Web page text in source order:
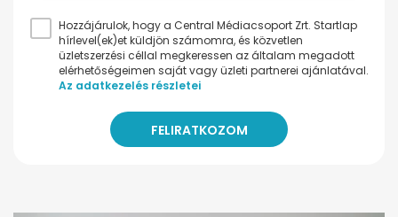
Hozzájárulok, hogy a Central Médiacsoport Zrt. Startlap
hírlevel(ek)et küldjön számomra, és közvetlen
üzletszerzési céllal megkeressen az általam megadott
elérhetőségeimen saját vagy üzleti partnerei ajánlatával.
Az adatkezelés részletei